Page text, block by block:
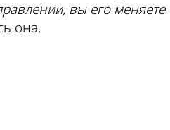
вы его меняете
она.